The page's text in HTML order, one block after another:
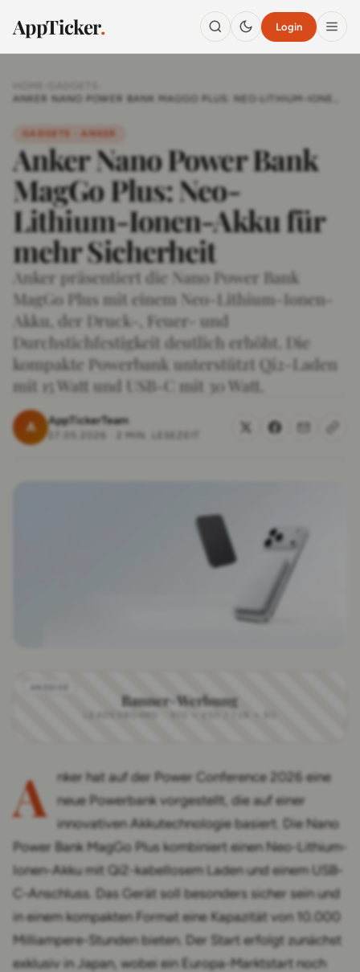
AppTicker. Login
ANKER NANO POWER BANK MAGGO PLUS: NEO-LITHIUM-IONEN-
GADGETS · ANKER
Anker Nano Power Bank
MagGo Plus: Neo-
Lithium-Ionen-Akku für
mehr Sicherheit
Anker präsentiert die Nano Power Bank
MagGo Plus mit einem Neo-Lithium-Ionen-
Akku, der Druck-, Feuer- und
Durchstichfestigkeit deutlich erhöht. Die
kompakte Powerbank unterstützt Qi2-Laden
mit 15 Watt und USB-C mit 30 Watt.
A AppTickerTeam
27.05.2026
Banner-Werbung
A nker hat auf der Power Conference 2026 eine
neue Powerbank vorgestellt, die auf einer
innovativen Akkutechnologie basiert. Die Nano
Power Bank MagGo Plus kombiniert einen Neo-Lithium-
Ionen-Akku mit Qi2-kabellosem Laden und einem USB-
C-Anschluss. Das Gerät soll besonders sicher sein und
in einem kompakten Format eine Kapazität von 10.000
Milliampere-Stunden bieten. Der Start erfolgt zunächst
exklusiv in Japan, wobei ein Europa-Marktstart noch